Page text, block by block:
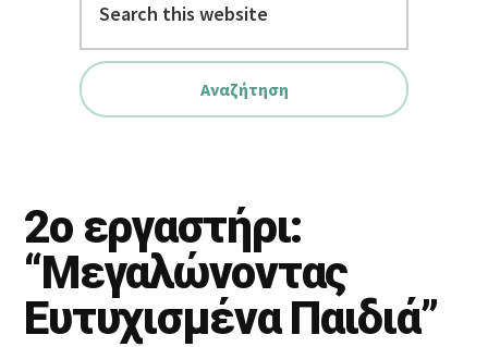
website
2o εργαστήρι:
“Μεγαλώνοντας
Ευτυχισμένα Παιδιά”